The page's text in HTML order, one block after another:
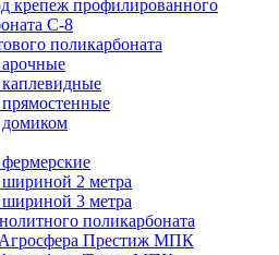
крепеж профилированного
С-8
поликарбоната
2 метра
3 метра
поликарбоната
Престиж МПК